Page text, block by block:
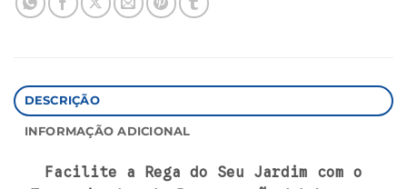
DESCRIÇÃO
INFORMAÇÃO ADICIONAL
Facilite a Rega do Seu Jardim com o